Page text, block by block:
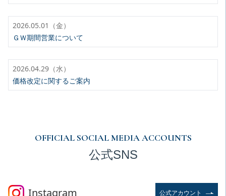
2026.05.01（金）
ＧＷ期間営業について
2026.04.29（水）
価格改定に関するご案内
OFFICIAL SOCIAL MEDIA ACCOUNTS
公式SNS
Instagram 公式アカウント